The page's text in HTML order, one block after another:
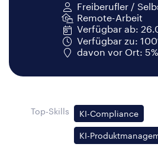
Freiberufler /
Remote-Arbeit
Verfügbar ab:
Verfügbar zu:
davon vor Ort: 5%
Top-Skills KI-Compliance
KI-